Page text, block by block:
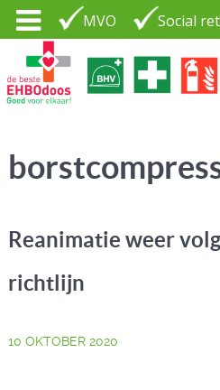
MVO Social
PSO30+
Tel. 035 - 7370265
Reanimatie weer
richtlijn
10 OKTOBER 2020